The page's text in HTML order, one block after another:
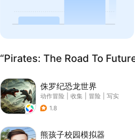
“Pirates: The Road To
侏罗纪恐龙世界
动作冒险 收集 冒险
写实
1.8
熊孩子校园模拟器